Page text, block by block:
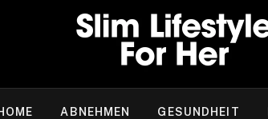
ABNEHMEN GESUNDHEIT